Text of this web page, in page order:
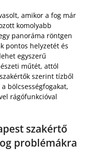
amikor a fog már
komolyabb
panoráma röntgen
pontos helyzetét és
egyszerű
műtét, attól
szerint tízből
bölcsességfogakat,
rágófunkcióval
szakértő
problémákra